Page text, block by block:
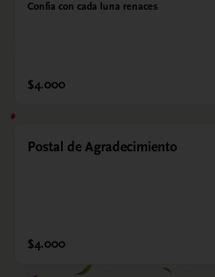
Confia con cada luna renaces
$4.000
Postal de Agradecimiento
$4.000